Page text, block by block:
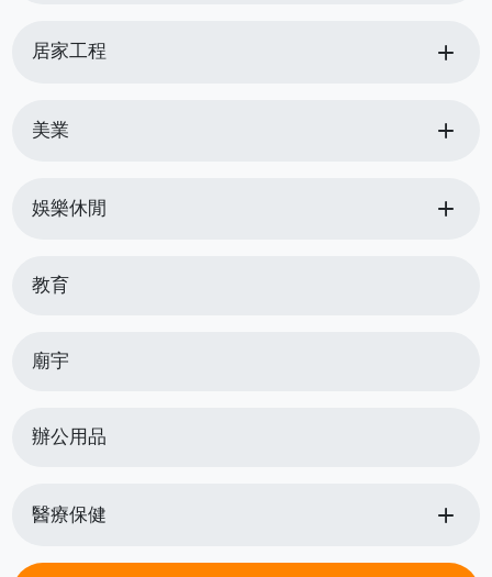
居家工程 add
美業 add
娛樂休閒 add
教育
廟宇
辦公用品
醫療保健 add